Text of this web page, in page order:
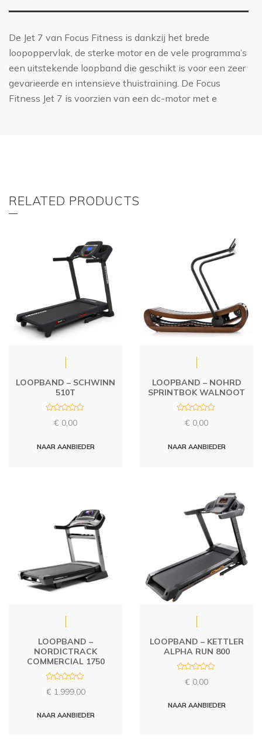
De Jet 7 van Focus Fitness is dankzij het brede
loopoppervlak, de sterke motor en de vele programma’s
een uitstekende loopband die geschikt is voor een zeer
gevarieerde en intensieve thuistraining. De Focus
Fitness Jet 7 is voorzien van een dc-motor met e
RELATED PRODUCTS
LOOPBAND – SCHWINN
510T
d
€ 0,00
NAAR AANBIEDER
LOOPBAND – NOHRD
SPRINTBOK WALNOOT
d
€ 0,00
NAAR AANBIEDER
LOOPBAND –
NORDICTRACK
COMMERCIAL 1750
a
d
€ 1.999,00
NAAR AANBIEDER
LOOPBAND – KETTLER
ALPHA RUN 800
d
€ 0,00
NAAR AANBIEDER